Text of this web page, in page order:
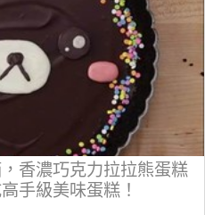
香濃巧克力拉拉熊蛋糕
手級美味蛋糕！